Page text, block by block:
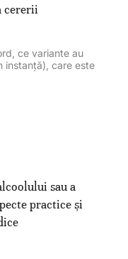
cererii
ce variante au
instanță), care este
sau a
practice și